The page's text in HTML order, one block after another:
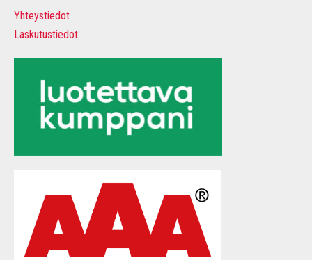
Yhteystiedot
Laskutustiedot